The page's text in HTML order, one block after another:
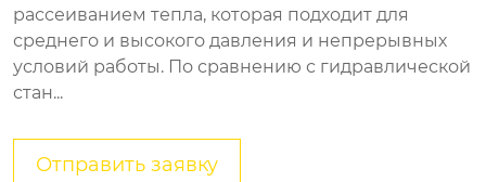
рассеиванием тепла, которая подходит для
среднего и высокого давления и непрерывных
условий работы. По сравнению с гидравлической
стан...
Отправить заявку